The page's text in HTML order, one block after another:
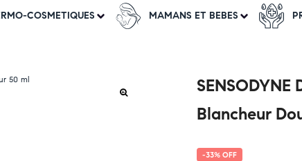
COSMETIQUES MAMANS ET BEBES
Blancheur
-33% OFF